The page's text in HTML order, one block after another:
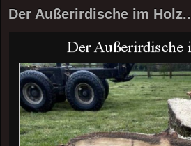
Der Außerirdische im Holz..